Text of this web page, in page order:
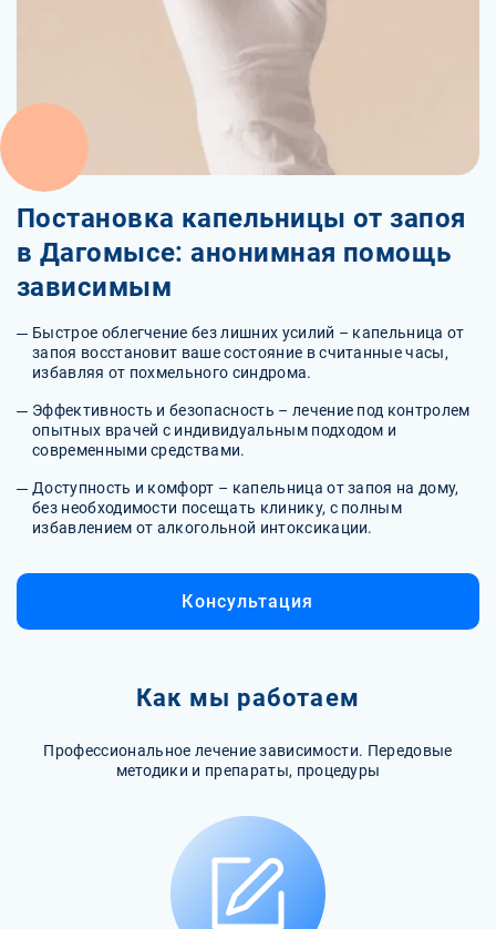
Постановка капельницы от запоя
в Дагомысе: анонимная помощь
зависимым
Быстрое облегчение без лишних усилий – капельница от
запоя восстановит ваше состояние в считанные часы,
избавляя от похмельного синдрома.
Эффективность и безопасность – лечение под контролем
опытных врачей с индивидуальным подходом и
современными средствами.
Доступность и комфорт – капельница от запоя на дому,
без необходимости посещать клинику, с полным
избавлением от алкогольной интоксикации.
Консультация
Как мы работаем
Профессиональное лечение зависимости. Передовые
методики и препараты, процедуры